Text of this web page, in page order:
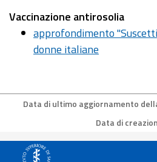
Vaccinazione antirosolia
approfondimento
donne italiane
Data di ultimo aggiornamento
Data di